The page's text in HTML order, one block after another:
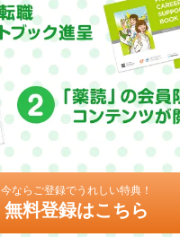
今ならご登録でうれしい特典！
無料登録はこちら